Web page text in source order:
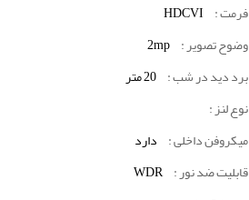
فرمت : HDCVI
وضوح تصویر : 2mp
برد دید در شب : 20 متر
نوع لنز :
میکروفن داخلی : دارد
قابلیت ضد نور : WDR